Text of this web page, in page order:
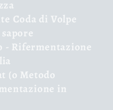
Coda di Volpe
- Rifermentazione
(o Metodo
in